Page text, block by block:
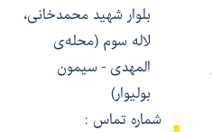
بلوار شهید محمدخانی،
لاله سوم (محله‌ی
المهدی - سیمون
بولیوار)
شماره تماس :